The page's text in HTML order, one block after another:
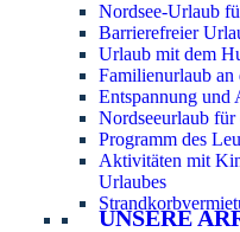
Nordsee-Urlaub
Barrierefreier
Urlaub mit dem
Familienurlaub an
Entspannung und
Nordseeurlaub
Programm des
Aktivitäten mit
Urlaubes
UNSERE